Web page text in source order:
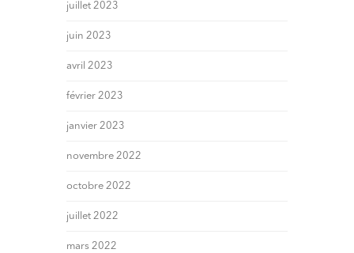
juillet 2023
juin 2023
avril 2023
février 2023
janvier 2023
novembre 2022
octobre 2022
juillet 2022
mars 2022